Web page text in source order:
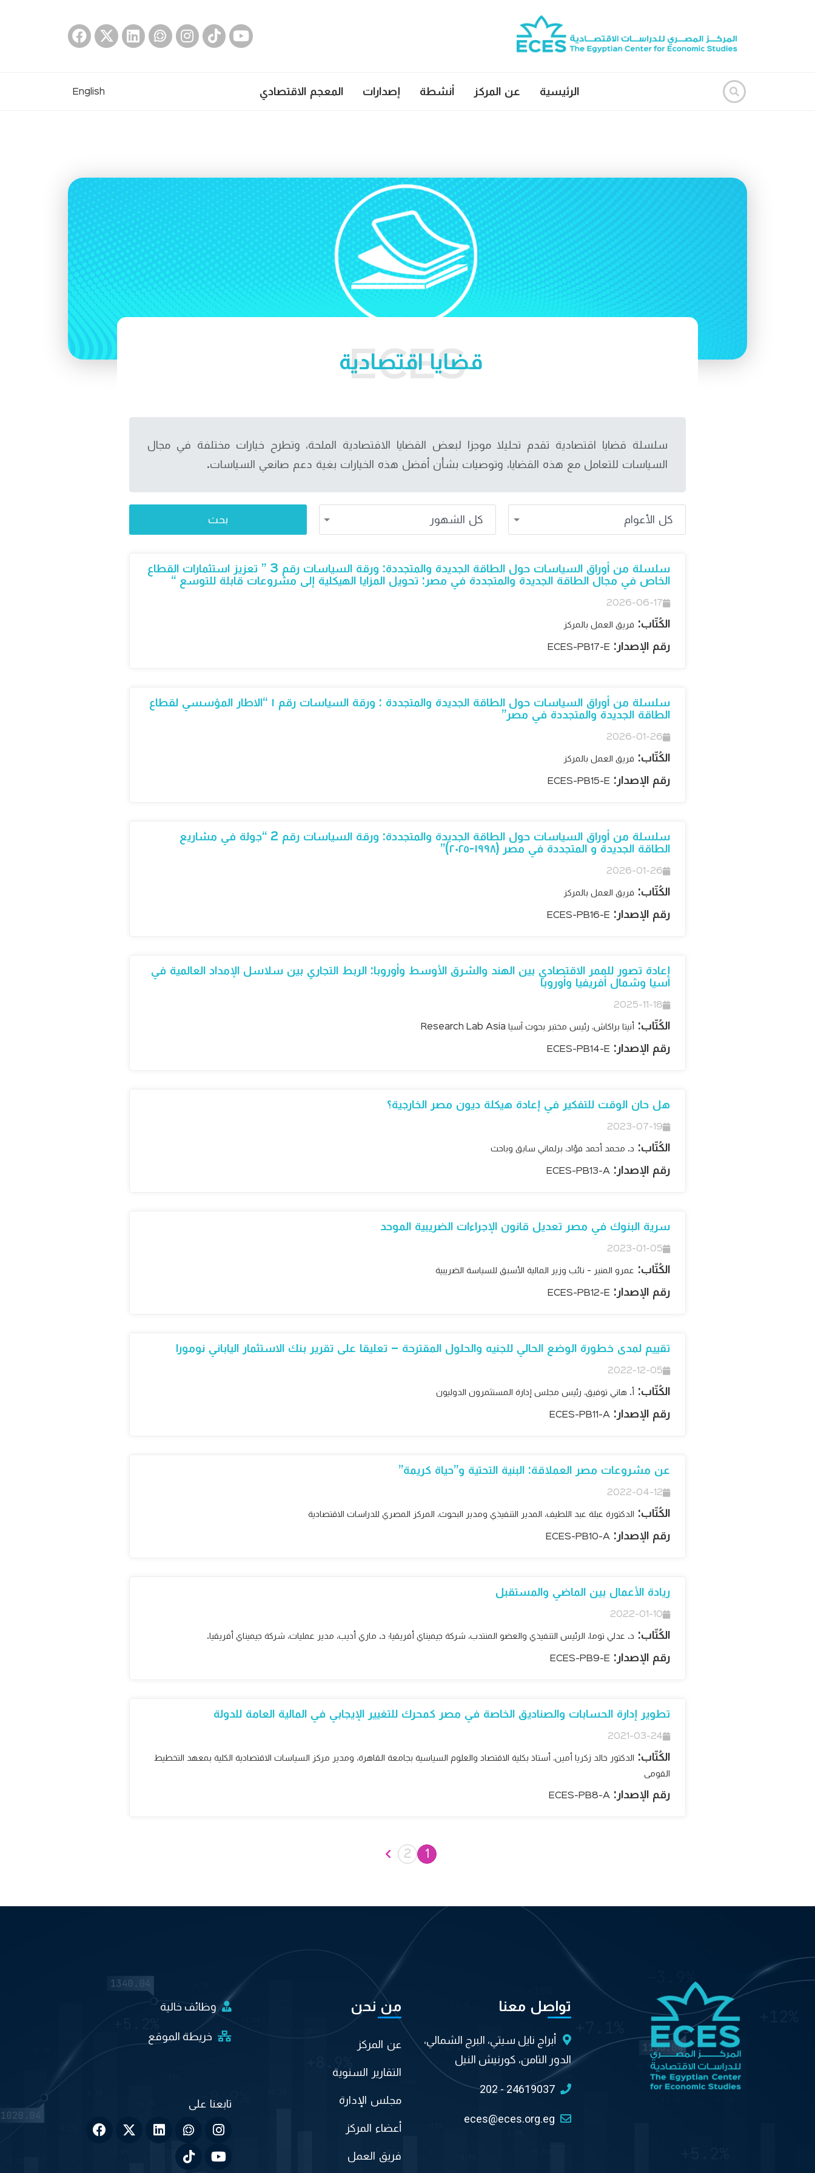
الرئيسية عن المركز أنشطة إصدارات المعجم الاقتصادي English
قضايا اقتصادية
سلسلة قضايا اقتصادية تقدم تحليلا موجزا لبعض القضايا الاقتصادية الملحة، وتطرح خيارات مختلفة في مجال
السياسات للتعامل مع هذه القضايا، وتوصيات بشأن أفضل هذه الخيارات بغية دعم صانعي السياسات.
سلسلة من أوراق السياسات حول الطاقة الجديدة والمتجددة: ورقة السياسات رقم 3 ” تعزيز استثمارات القطاع
الخاص في مجال الطاقة الجديدة والمتجددة في مصر: تحويل المزايا الهيكلية إلى مشروعات قابلة للتوسع “
2026-06-17
الكُتّاب: فريق العمل بالمركز
رقم الإصدار: ECES-PB17-E
سلسلة من أوراق السياسات حول الطاقة الجديدة والمتجددة : ورقة السياسات رقم ١ “الاطار المؤسسي لقطاع
الطاقة الجديدة والمتجددة في مصر”
2026-01-26
الكُتّاب: فريق العمل بالمركز
رقم الإصدار: ECES-PB15-E
سلسلة من أوراق السياسات حول الطاقة الجديدة والمتجددة: ورقة السياسات رقم 2 “جولة في مشاريع
الطاقة الجديدة و المتجددة في مصر (١٩٩٨-٢٠٢٥)”
2026-01-26
الكُتّاب: فريق العمل بالمركز
رقم الإصدار: ECES-PB16-E
إعادة تصور للممر الاقتصادي بين الهند والشرق الأوسط وأوروبا: الربط التجاري بين سلاسل الإمداد العالمية في
آسيا وشمال أفريفيا وأوروبا
2025-11-18
الكُتّاب: أنيتا براكاش، رئيس مختبر بحوث آسيا Research Lab Asia
رقم الإصدار: ECES-PB14-E
هل حان الوقت للتفكير في إعادة هيكلة ديون مصر الخارجية؟
2023-07-19
الكُتّاب: د. محمد أحمد فؤاد، برلماني سابق وباحث
رقم الإصدار: ECES-PB13-A
سرية البنوك في مصر تعديل قانون الإجراءات الضريبية الموحد
2023-01-05
الكُتّاب: عمرو المنير - نائب وزير المالية الأسبق للسياسة الضريبية
رقم الإصدار: ECES-PB12-E
تقييم لمدى خطورة الوضع الحالي للجنيه والحلول المقترحة – تعليقا على تقرير بنك الاستثمار الياباني نومورا
2022-12-05
الكُتّاب: أ. هاني توفيق، رئيس مجلس إدارة المستثمرون الدوليون
رقم الإصدار: ECES-PB11-A
عن مشروعات مصر العملاقة: البنية التحتية و”حياة كريمة”
2022-04-12
الكُتّاب: الدكتورة عبلة عبد اللطيف، المدير التنفيذي ومدير البحوث، المركز المصري للدراسات الاقتصادية
رقم الإصدار: ECES-PB10-A
ريادة الأعمال بين الماضي والمستقبل
2022-01-10
الكُتّاب: د. عدلي توما، الرئيس التنفيذي والعضو المنتدب، شركة جيميناي أفريقيا؛ د. ماري أديب، مدير عمليات، شركة جيميناي أفريقيا.
رقم الإصدار: ECES-PB9-E
تطوير إدارة الحسابات والصناديق الخاصة في مصر كمحرك للتغيير الإيجابي في المالية العامة للدولة
2021-03-24
الكُتّاب:
الدكتور خالد زكريا أمين، أستاذ بكلية الاقتصاد والعلوم السياسية بجامعة القاهرة، ومدير مركز السياسات الاقتصادية الكلية بمعهد التخطيط
القومى
رقم الإصدار: ECES-PB8-A
1
2
تواصل معنا
أبراج نايل سيتي، البرج الشمالي،
الدور الثامن، كورنيش النيل
202 - 24619037
eces@eces.org.eg
من نحن
عن المركز
التقارير السنوية
مجلس الإدارة
أعضاء المركز
فريق العمل
وظائف خالية
خريطة الموقع